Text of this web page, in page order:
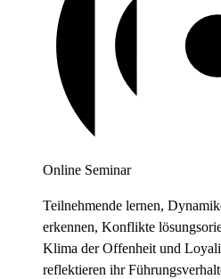
Online Seminar
Teilnehmende lernen,
erkennen, Konflikte
Klima der Offenheit und
reflektieren ihr